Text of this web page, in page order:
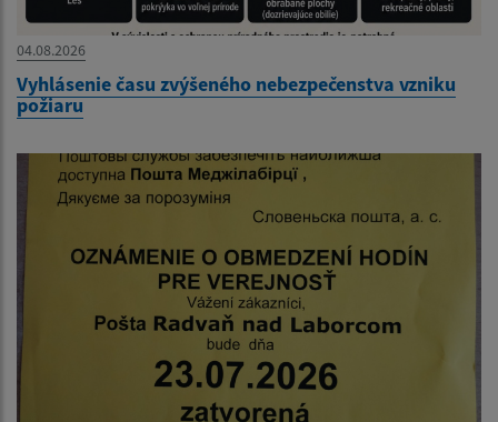
04.08.2026
Vyhlásenie času zvýšeného nebezpečenstva vzniku
požiaru